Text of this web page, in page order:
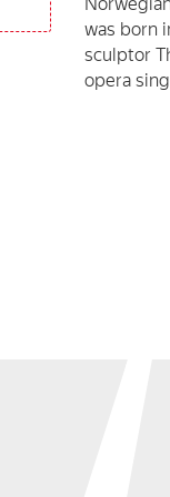
was born
sculptor
opera